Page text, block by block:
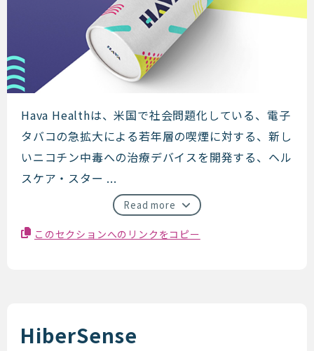
Hava Health
Hava Healthは、米国で社会問題化している、電子
タバコの急拡大による若年層の喫煙に対する、新し
いニコチン中毒への治療デバイスを開発する、ヘル
スケア・スター ...
Read more
このセクションへのリンクをコピー
HiberSense